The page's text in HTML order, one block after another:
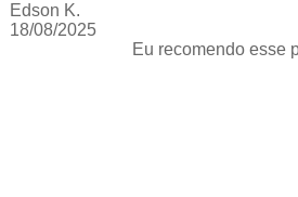
Edson K.
18/08/2025
Eu recomendo esse